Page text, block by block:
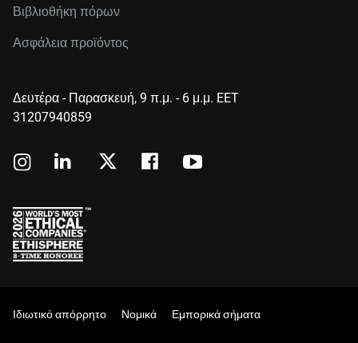
Βιβλιοθήκη πόρων
Ασφάλεια προϊόντος
Δευτέρα - Παρασκευή, 9 π.μ. - 6 μ.μ. EET
31207940859
Ιδιωτικό απόρρητο Νομικά Εμπορικά σήματα